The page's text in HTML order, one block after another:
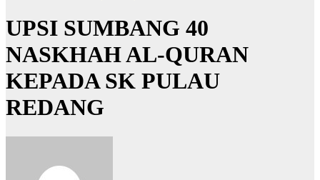
UPSI SUMBANG 40
NASKHAH AL-QURAN
KEPADA SK PULAU
REDANG